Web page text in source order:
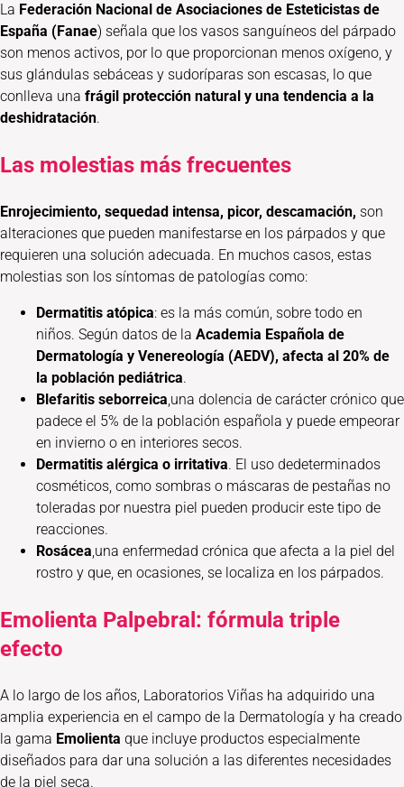
La Federación Nacional de Asociaciones de Esteticistas de
España (Fanae) señala que los vasos sanguíneos del párpado
son menos activos, por lo que proporcionan menos oxígeno, y
sus glándulas sebáceas y sudoríparas son escasas, lo que
conlleva una frágil protección natural y una tendencia a la
deshidratación.
Las molestias más frecuentes
Enrojecimiento, sequedad intensa, picor, descamación, son
alteraciones que pueden manifestarse en los párpados y que
requieren una solución adecuada. En muchos casos, estas
molestias son los síntomas de patologías como:
Dermatitis atópica: es la más común, sobre todo en
niños. Según datos de la Academia Española de
Dermatología y Venereología (AEDV), afecta al 20% de
la población pediátrica.
Blefaritis seborreica,una dolencia de carácter crónico que
padece el 5% de la población española y puede empeorar
en invierno o en interiores secos.
Dermatitis alérgica o irritativa. El uso dedeterminados
cosméticos, como sombras o máscaras de pestañas no
toleradas por nuestra piel pueden producir este tipo de
reacciones.
Rosácea,una enfermedad crónica que afecta a la piel del
rostro y que, en ocasiones, se localiza en los párpados.
Emolienta Palpebral: fórmula triple
efecto
A lo largo de los años, Laboratorios Viñas ha adquirido una
amplia experiencia en el campo de la Dermatología y ha creado
la gama Emolienta que incluye productos especialmente
diseñados para dar una solución a las diferentes necesidades
de la piel seca.